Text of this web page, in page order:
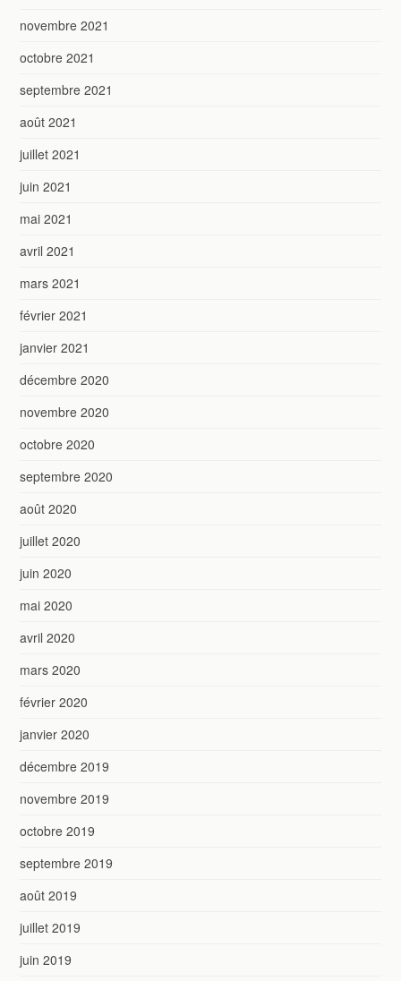
novembre 2021
octobre 2021
septembre 2021
août 2021
juillet 2021
juin 2021
mai 2021
avril 2021
mars 2021
février 2021
janvier 2021
décembre 2020
novembre 2020
octobre 2020
septembre 2020
août 2020
juillet 2020
juin 2020
mai 2020
avril 2020
mars 2020
février 2020
janvier 2020
décembre 2019
novembre 2019
octobre 2019
septembre 2019
août 2019
juillet 2019
juin 2019